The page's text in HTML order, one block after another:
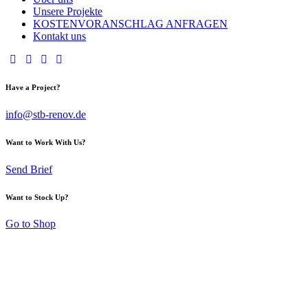
Unsere Projekte
KOSTENVORANSCHLAG ANFRAGEN
Kontakt uns
Have a Project?
info@stb-renov.de
Want to Work With Us?
Send Brief
Want to Stock Up?
Go to Shop